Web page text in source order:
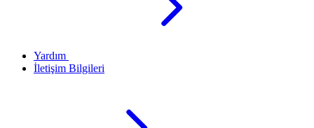
Yardım
İletişim Bilgileri